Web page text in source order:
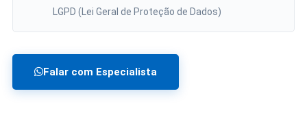
LGPD (Lei Geral de Proteção de Dados)
Falar com Especialista